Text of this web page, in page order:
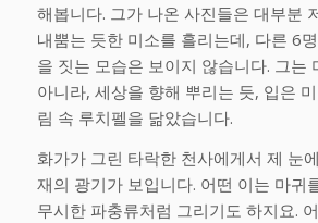
해봅니다. 그가 나온 사진들은 대부분
내뿜는 듯한 미소를 흘리는데, 다른 6
을 짓는 모습은 보이지 않습니다. 그는
아니라, 세상을 향해 뿌리는 듯, 입은
림 속 루치펠을 닮았습니다.
화가가 그린 타락한 천사에게서 제 눈
재의 광기가 보입니다. 어떤 이는 마귀
무시한 파충류처럼 그리기도 하지요.